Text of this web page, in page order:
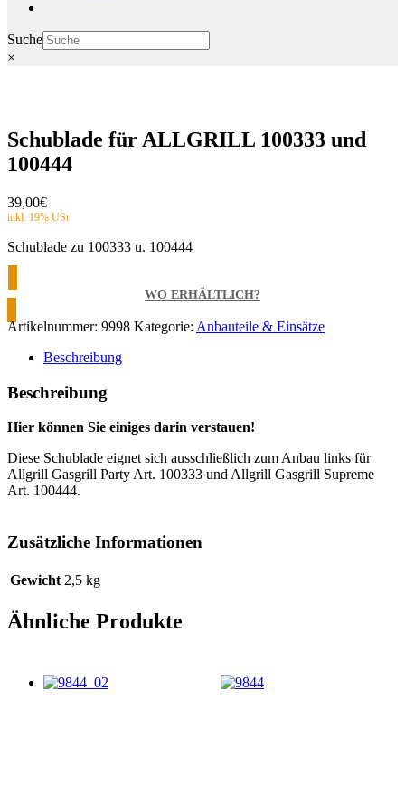
Suche
×
Schublade für ALLGRILL 100333 und
100444
39,00€
Schublade zu 100333 u. 100444
WO ERHÄLTLICH?
Artikelnummer: 9998 Kategorie: Anbauteile & Einsätze
Beschreibung
Beschreibung
Hier können Sie einiges darin verstauen!
Diese Schublade eignet sich ausschließlich zum Anbau links für
Allgrill Gasgrill Party Art. 100333 und Allgrill Gasgrill Supreme
Art. 100444.
Zusätzliche Informationen
Gewicht 2,5 kg
Ähnliche Produkte